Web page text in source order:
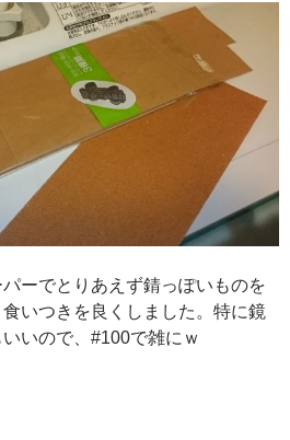
ーでとりあえず錆っぽいものを
いつきを良くしました。特に鏡
いので、#100で雑にｗ